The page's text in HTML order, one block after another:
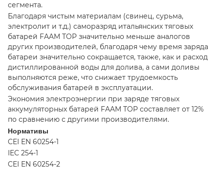
сегмента.
Благодаря чистым материалам (свинец, сурьма,
электролит и т.д.) саморазряд итальянских тяговых
батарей FAAM TOP значительно меньше аналогов
других производителей, благодаря чему время заряда
батареи значительно сокращается, также, как и расход
дистиллированной воды для долива, а сами доливы
выполняются реже, что снижает трудоемкость
обслуживания батарей в эксплуатации.
Экономия электроэнергии при заряде тяговых
аккумуляторных батарей FAAM TOP составляет от 12%
по сравнению с другими производителями.
Нормативы
CEI EN 60254-1
IEC 254-1
CEI EN 60254-2